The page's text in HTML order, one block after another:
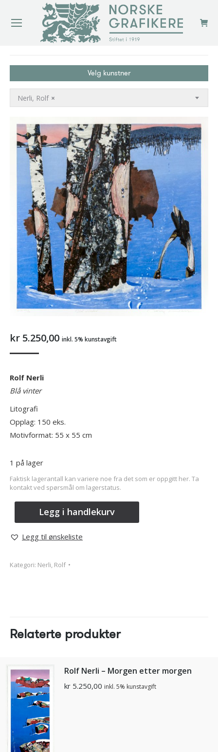
Velg kunstner
×
Nerli, Rolf
kr 5.250,00 inkl. 5% kunstavgift
Rolf Nerli
Blå vinter
Litografi
Opplag: 150 eks.
Motivformat: 55 x 55 cm
1 på lager
Faktisk lagerantall kan variere noe fra det som er oppgitt her. Ta
kontakt ved spørsmål om lagerstatus.
Legg i handlekurv
Legg til ønskeliste
Kategori: Nerli, Rolf
Relaterte produkter
Rolf Nerli – Morgen etter morgen
kr 5.250,00 inkl. 5% kunstavgift